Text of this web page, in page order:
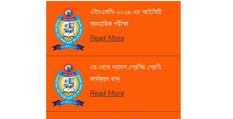
এইচএসসি-২০২৬ এর আইসিটি
ব্যবহারিক পরীক্ষা
Read More
৩য় থেকে দ্বাদশ শ্রেনির শ্রেনি
কার্যক্রম বন্ধ
Read More